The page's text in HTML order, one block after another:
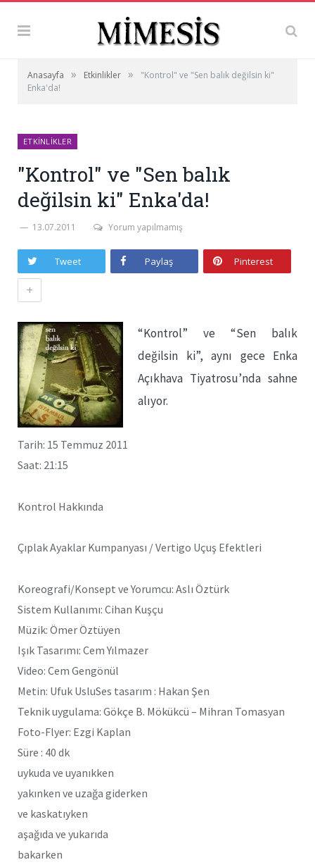
Anasayfa » Etkinlikler »
"Kontrol" ve "Sen balık değilsin ki"
Enka'da!
ETKINLIKLER
"Kontrol" ve "Sen balık
değilsin ki" Enka'da!
13.07.2011 Yorum yapılmamış
Tweet Paylaş Pinterest
+
“Kontrol” ve “Sen balık
değilsin ki”, aynı gece Enka
Açıkhava Tiyatrosu’nda sahne
alıyor.
Tarih: 15 Temmuz 2011
Saat: 21:15
Kontrol Hakkında
Çıplak Ayaklar Kumpanyası / Vertigo Uçuş Efektleri
Koreografi/Konsept ve Yorumcu: Aslı Öztürk
Sistem Kullanımı: Cihan Kuşçu
Müzik: Ömer Öztüyen
Işık Tasarımı: Cem Yılmazer
Video: Cem Gengönül
Metin: Ufuk UsluSes tasarım : Hakan Şen
Teknik uygulama: Gökçe B. Mökükcü – Mihran Tomasyan
Foto-Flyer: Ezgi Kaplan
Süre : 40 dk
uykuda ve uyanıkken
yakınken ve uzağa giderken
ve kaskatıyken
aşağıda ve yukarıda
bakarken